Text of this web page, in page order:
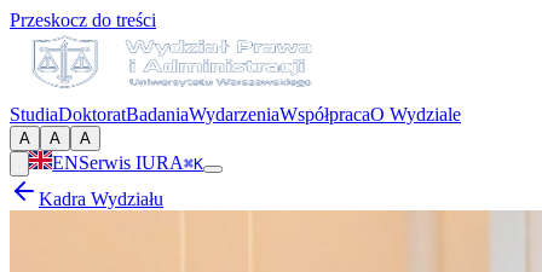
Przeskocz do treści
StudiaDoktoratBadaniaWydarzeniaWspółpracaO Wydziale
A A A
ENSerwis IURA⌘K
Kadra Wydziału